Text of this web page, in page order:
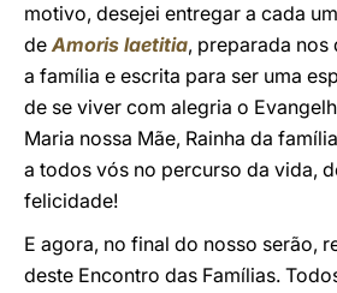
motivo, desejei entregar a cada
deAmoris laetitia, preparada
a família e escrita para ser uma
de se viver com alegria o
Maria nossa Mãe, Rainha da
a todos vós no percurso da vida,
felicidade!
E agora, no final do nosso serão,
deste Encontro das Famílias.